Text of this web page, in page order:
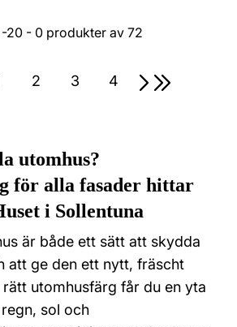
-20 - 0 produkter av 72
Sida
2
Sida
3
Sida
4 Nästa sida
utomhus?
för alla fasader hittar
i Sollentuna
är både ett sätt att skydda
att ge den ett nytt, fräscht
rätt utomhusfärg får du en yta
sol och